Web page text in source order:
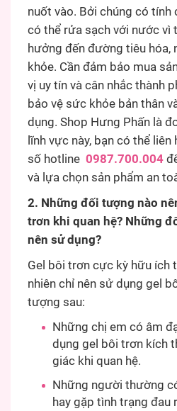
nuốt vào. Bởi chúng có tính
có thể rửa sạch với nước vì
hưởng đến đường tiêu hóa,
khỏe. Cần đảm bảo mua
vị uy tín và cân nhắc thành
bảo vệ sức khỏe bản thân
dụng. Shop Hưng Phấn là
lĩnh vực này, bạn có thể
số hotline 0987.700.004
và lựa chọn sản phẩm an
2. Những đối tượng nào
trơn khi quan hệ? Những
nên sử dụng?
Gel bôi trơn cực kỳ hữu ích
nhiên chỉ nên sử dụng gel
tượng sau:
Những chị em có âm
dụng gel bôi trơn kích
giác khi quan hệ.
Những người thường
hay gặp tình trạng đau